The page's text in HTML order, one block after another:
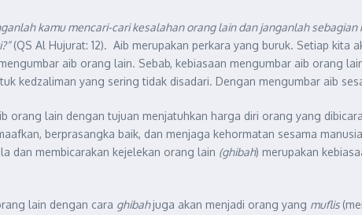
kamu mencari-cari kesalahan orang lain dan janganlah
(QS Al Hujurat: 12). Aib merupakan perkara yang buruk. Setiap kita
aib orang lain. Sebab, kebiasaan mengumbar aib orang
kedzaliman yang sering tidak disadari. Dengan mengumbar aib
orang lain dengan tujuan menjatuhkan harga diri orang yang
berprasangka baik, dan menjaga kehormatan sesama
dan membicarakan kejelekan orang lain (ghibah) merupakan
lain dengan cara ghibahjuga akan menjadi orang yang muflis